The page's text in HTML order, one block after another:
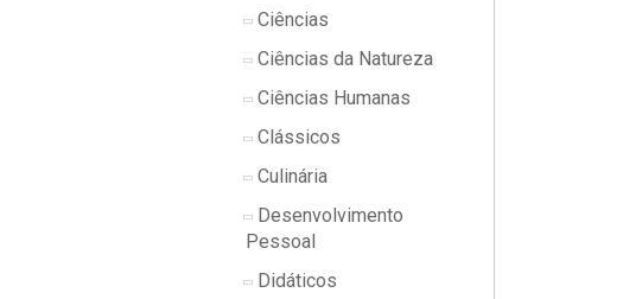
Ciências
Ciências da Natureza
Ciências Humanas
Clássicos
Culinária
Desenvolvimento
Pessoal
Didáticos